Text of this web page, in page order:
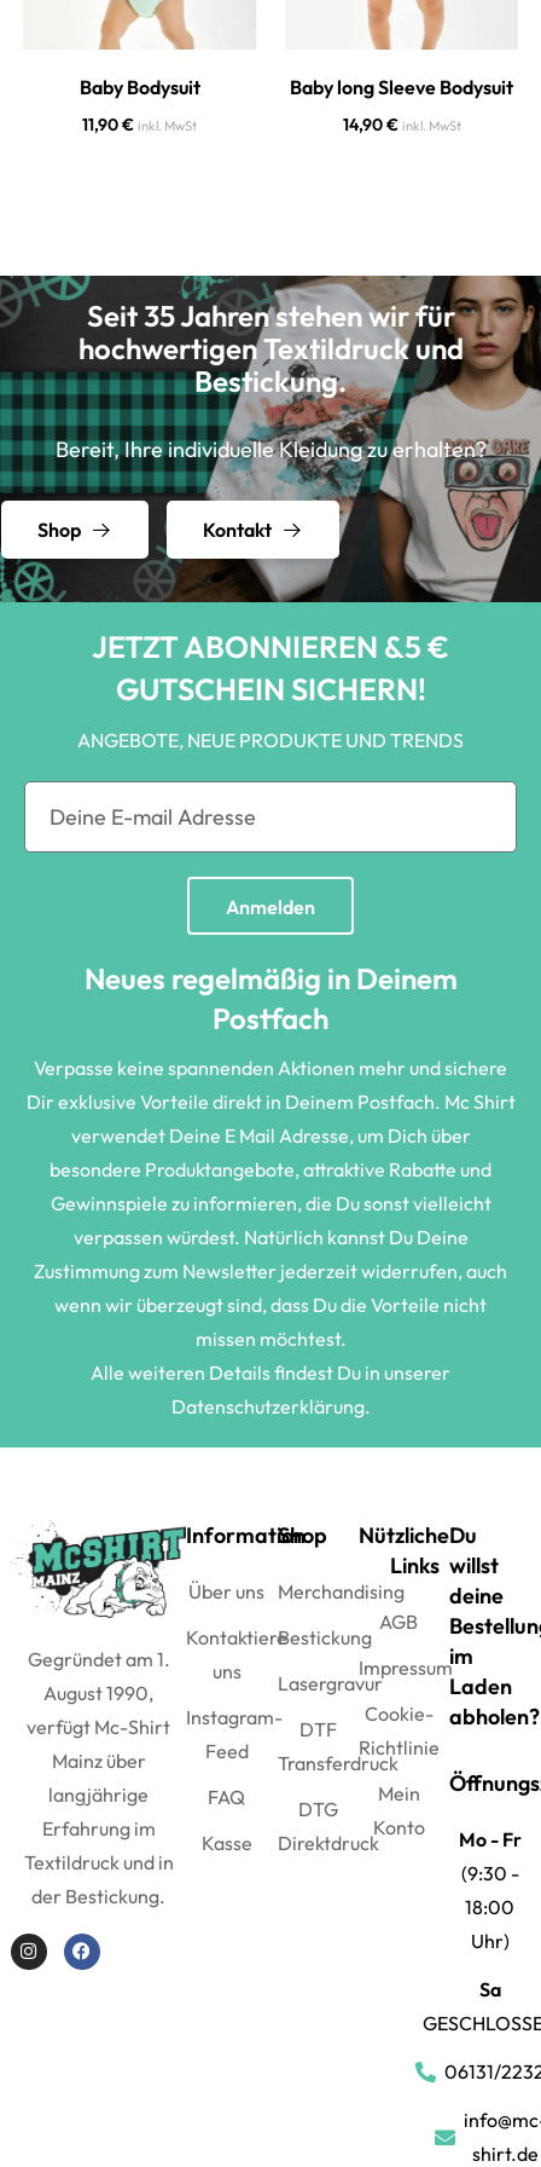
Baby Bodysuit
11,90€ inkl. MwSt
Baby long Sleeve Bodysuit
14,90€ inkl. MwSt
Seit 35 Jahren stehen wir für
hochwertigen Textildruck und
Bestickung.
Bereit, Ihre individuelle Kleidung zu erhalten?
Shop Kontakt
JETZT ABONNIEREN &5 €
GUTSCHEIN SICHERN!
ANGEBOTE, NEUE PRODUKTE UND TRENDS
Anmelden
Neues regelmäßig in Deinem
Postfach
Verpasse keine spannenden Aktionen mehr und sichere
Dir exklusive Vorteile direkt in Deinem Postfach. Mc Shirt
verwendet Deine E Mail Adresse, um Dich über
besondere Produktangebote, attraktive Rabatte und
Gewinnspiele zu informieren, die Du sonst vielleicht
verpassen würdest. Natürlich kannst Du Deine
Zustimmung zum Newsletter jederzeit widerrufen, auch
wenn wir überzeugt sind, dass Du die Vorteile nicht
missen möchtest.
Alle weiteren Details findest Du in unserer
Datenschutzerklärung.
Gegründet am 1.
August 1990,
verfügt Mc-Shirt
Mainz über
langjährige
Erfahrung im
Textildruck und in
der Bestickung.
Information
Über uns
Kontaktiere
uns
Instagram-
Feed
FAQ
Kasse
Shop
Merchandising
Bestickung
Lasergravur
DTF
Transferdruck
DTG
Direktdruck
Nützliche
Links
AGB
Impressum
Cookie-
Richtlinie
Mein
Konto
Du
willst
deine
im
Laden
abholen?
Mo - Fr
(9:30 -
18:00
Uhr)
Sa
06131/
shirt.de